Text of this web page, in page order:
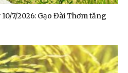
7/2026: Gạo Đài Thơm tăng